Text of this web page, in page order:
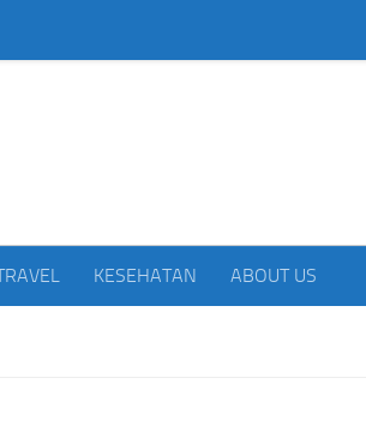
KESEHATAN ABOUT US